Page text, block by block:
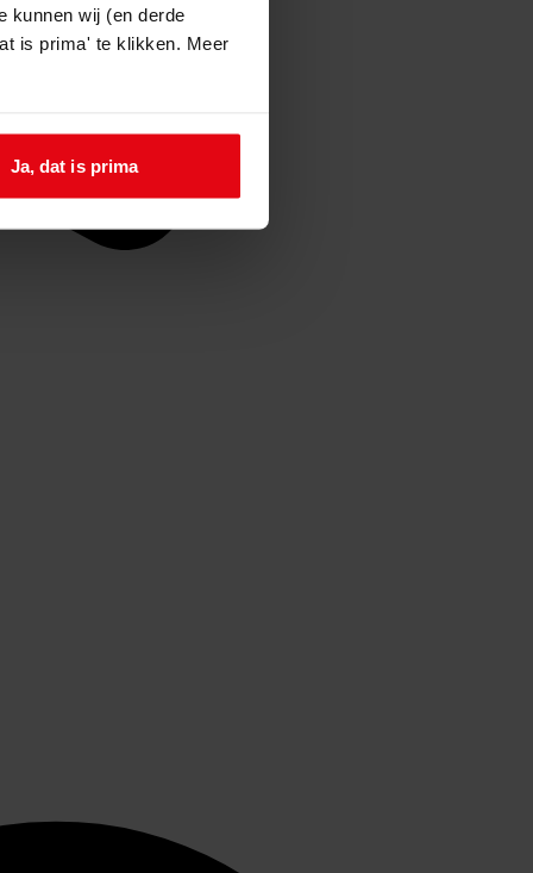
kunnen wij (en derde
is prima' te klikken. Meer
Ja, dat is prima